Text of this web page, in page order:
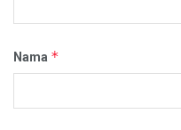
Nama *